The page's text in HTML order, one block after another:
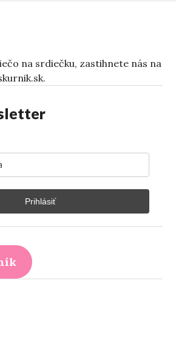
na srdiečku, zastihnete nás na
Prihlásiť